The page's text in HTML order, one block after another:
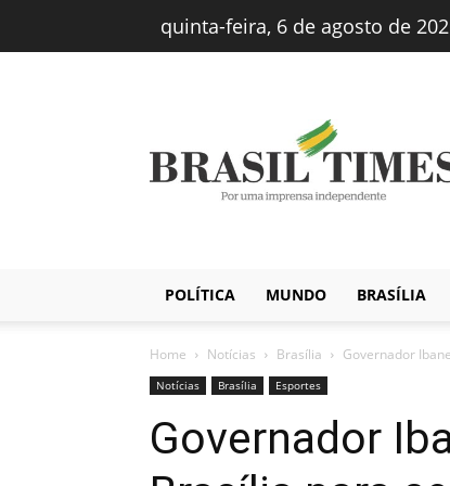
quinta-feira, 6 de agosto de
Brasiltimes
–
Notícias
POLÍTICA MUNDO BRASÍLIA
Home Notícias Brasília Governador
Notícias Brasília Esportes
Governador